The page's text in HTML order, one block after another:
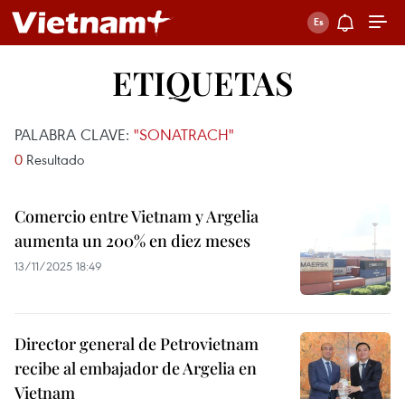
ETIQUETAS
PALABRA CLAVE: "SONATRACH"
0 Resultado
Comercio entre Vietnam y Argelia
aumenta un 200% en diez meses
13/11/2025 18:49
Director general de Petrovietnam
recibe al embajador de Argelia en
Vietnam